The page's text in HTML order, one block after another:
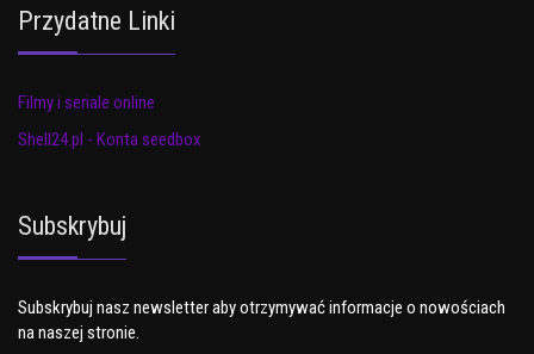
Przydatne Linki
Filmy i seriale online
Shell24.pl - Konta seedbox
Subskrybuj
Subskrybuj nasz newsletter aby otrzymywać informacje o nowościach
na naszej stronie.